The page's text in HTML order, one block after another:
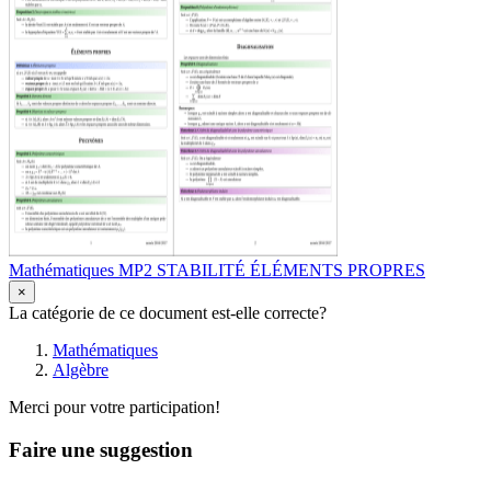
Mathématiques MP2 STABILITÉ ÉLÉMENTS PROPRES
×
La catégorie de ce document est-elle correcte?
Mathématiques
Algèbre
Merci pour votre participation!
Faire une suggestion